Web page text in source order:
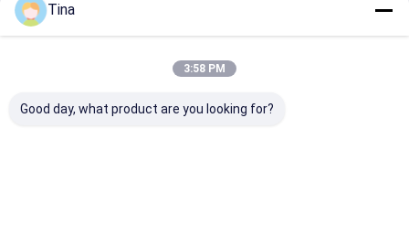
Tina
3:58 PM
Good day, what product are you looking for?